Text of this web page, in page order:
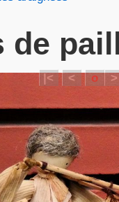
de
|< < o >